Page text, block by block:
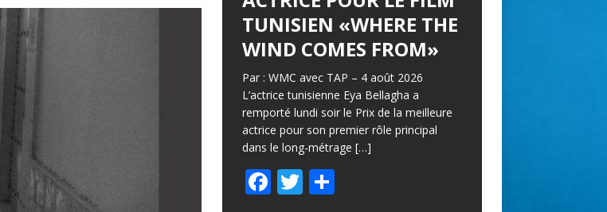
TUNISIEN «WHERE THE
WIND COMES FROM»
Par : WMC avec TAP – 4 août 2026
L’actrice tunisienne Eya Bellagha a
remporté lundi soir le Prix de la meilleure
actrice pour son premier rôle principal
dans le long-métrage […]
F T P